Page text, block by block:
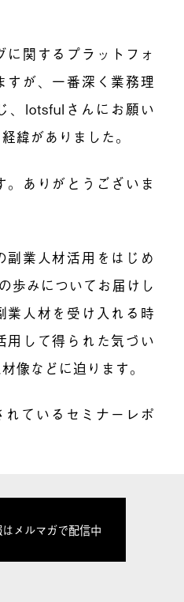
関するプラットフォ
すが、一番深く業務理
、lotsfulさんにお願い
緯がありました。
。ありがとうございま
副業人材活用をはじめ
歩みについてお届けし
業人材を受け入れる時
用して得られた気づい
像などに迫ります。
ているセミナーレポ
メルマガで配信中